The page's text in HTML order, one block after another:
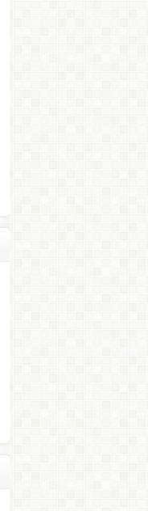
Pro，里面内置的永久激活
面拦截各类弹窗广告
！
免装便携版